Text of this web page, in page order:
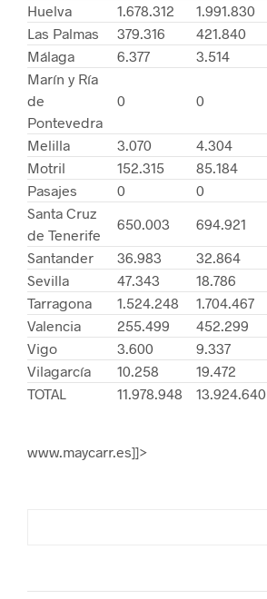
Huelva
1.678.312 1.991.830
Las Palmas
379.316 421.840
Málaga
6.377 3.514
Marín y Ría
de
Pontevedra
0 0
Melilla 3.070 4.304
Motril
152.315 85.184
Pasajes
0 0
Santa Cruz
de Tenerife
650.003 694.921
Santander
36.983 32.864
Sevilla
47.343 18.786
Tarragona
1.524.248 1.704.467
Valencia
255.499 452.299
Vigo
3.600 9.337
Vilagarcía
10.258 19.472
TOTAL
11.978.948 13.924.640
www.maycarr.es]]>